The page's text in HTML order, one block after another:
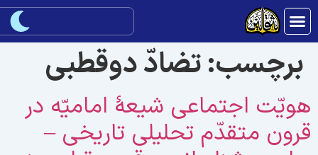
برچسب:تضادّ دوقطبی
اجتماعی شيعۀ اماميّه در
متقدّم تحليلی تاريخی –